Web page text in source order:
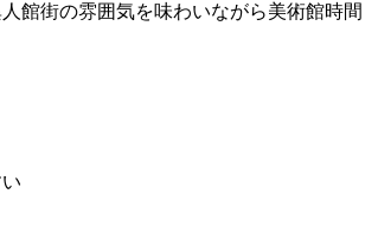
館街の雰囲気を味わいながら美術館時間